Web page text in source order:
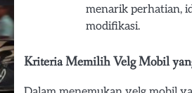
menarik perhatian,
modifikasi.
Kriteria Memilih Velg Mobil